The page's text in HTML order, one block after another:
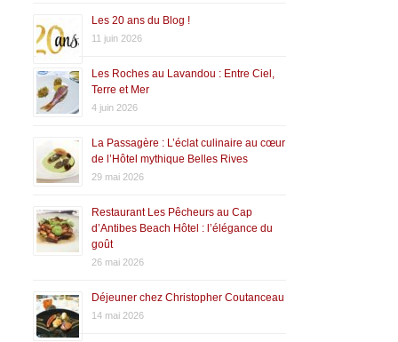
Les 20 ans du Blog !
11 juin 2026
Les Roches au Lavandou : Entre Ciel,
Terre et Mer
4 juin 2026
La Passagère : L’éclat culinaire au cœur
de l’Hôtel mythique Belles Rives
29 mai 2026
Restaurant Les Pêcheurs au Cap
d’Antibes Beach Hôtel : l’élégance du
goût
26 mai 2026
Déjeuner chez Christopher Coutanceau
14 mai 2026